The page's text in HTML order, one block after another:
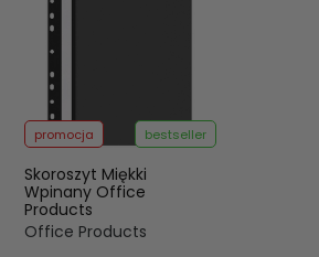
promocja bestseller
Skoroszyt Miękki
Wpinany Office
Products
Office Products